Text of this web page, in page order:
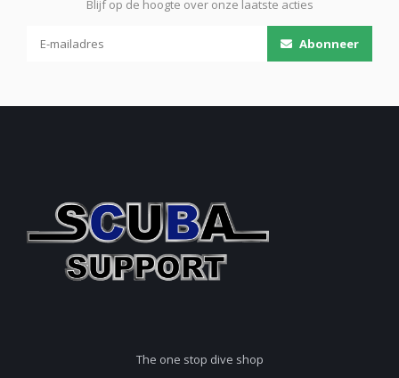
Blijf op de hoogte over onze laatste acties
Abonneer
The one stop dive shop